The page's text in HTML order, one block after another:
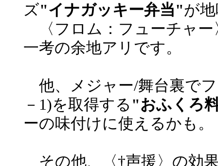
ズ"イナガッキー弁当"が
〈フロム：フューチャー
一考の余地アリです。
他、メジャー/舞台裏で
－1)を取得する "おふくろ
ーの味付けに使えるかも。
その他、〈†声援〉の効